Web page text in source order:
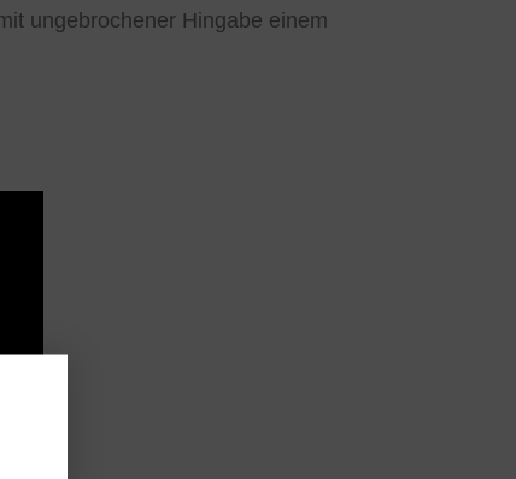
ungebrochener Hingabe einem